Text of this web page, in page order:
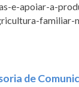
e-apoiar-a-
familiar-
de